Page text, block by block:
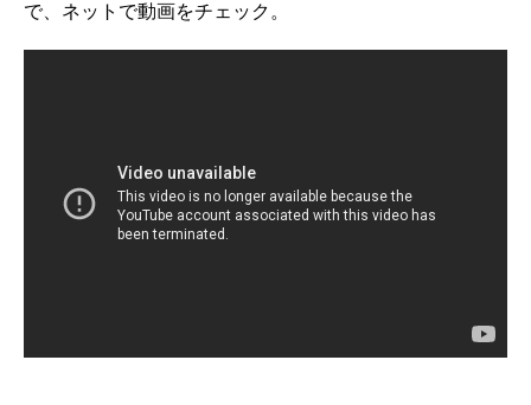
で、ネットで動画をチェック。